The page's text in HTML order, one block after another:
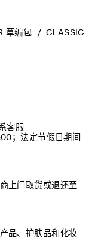
草编包 CLASSIC
客服
；法定节假日期间
上门取货或退还至
品、护肤品和化妆